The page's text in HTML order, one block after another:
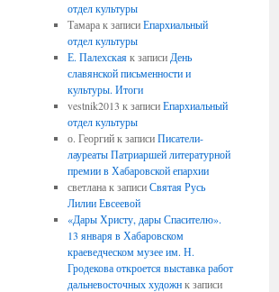
отдел культуры
Тамарак записиЕпархиальный
отдел культуры
Е. Палехскаяк записи День
славянской письменности и
культуры. Итоги
vestnik2013 к записиЕпархиальный
отдел культуры
о. Георгийк записиПисатели-
лауреаты Патриаршей литературной
премии в Хабаровской епархии
светланак записиСвятая Русь
Лилии Евсеевой
«Дары Христу, дары Спасителю».
13 января в Хабаровском
краеведческом музее им. Н.
Гродекова откроется выставка работ
дальневосточных художнк записи